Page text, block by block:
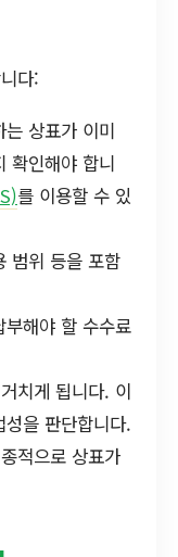
다:
상표가 이미
확인해야 합니
를 이용할 수 있
범위 등을 포함
해야 할 수수료
치게 됩니다. 이
을 판단합니다.
적으로 상표가